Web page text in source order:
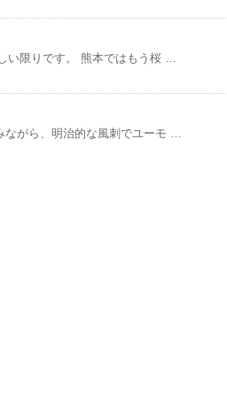
い限りです。 熊本ではもう桜 …
がら、明治的な風刺でユーモ …